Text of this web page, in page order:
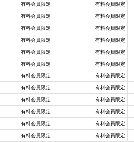
有料会員限定 有料会員限定
有料会員限定 有料会員限定
有料会員限定 有料会員限定
有料会員限定 有料会員限定
有料会員限定 有料会員限定
有料会員限定 有料会員限定
有料会員限定 有料会員限定
有料会員限定 有料会員限定
有料会員限定 有料会員限定
有料会員限定 有料会員限定
有料会員限定 有料会員限定
有料会員限定 有料会員限定